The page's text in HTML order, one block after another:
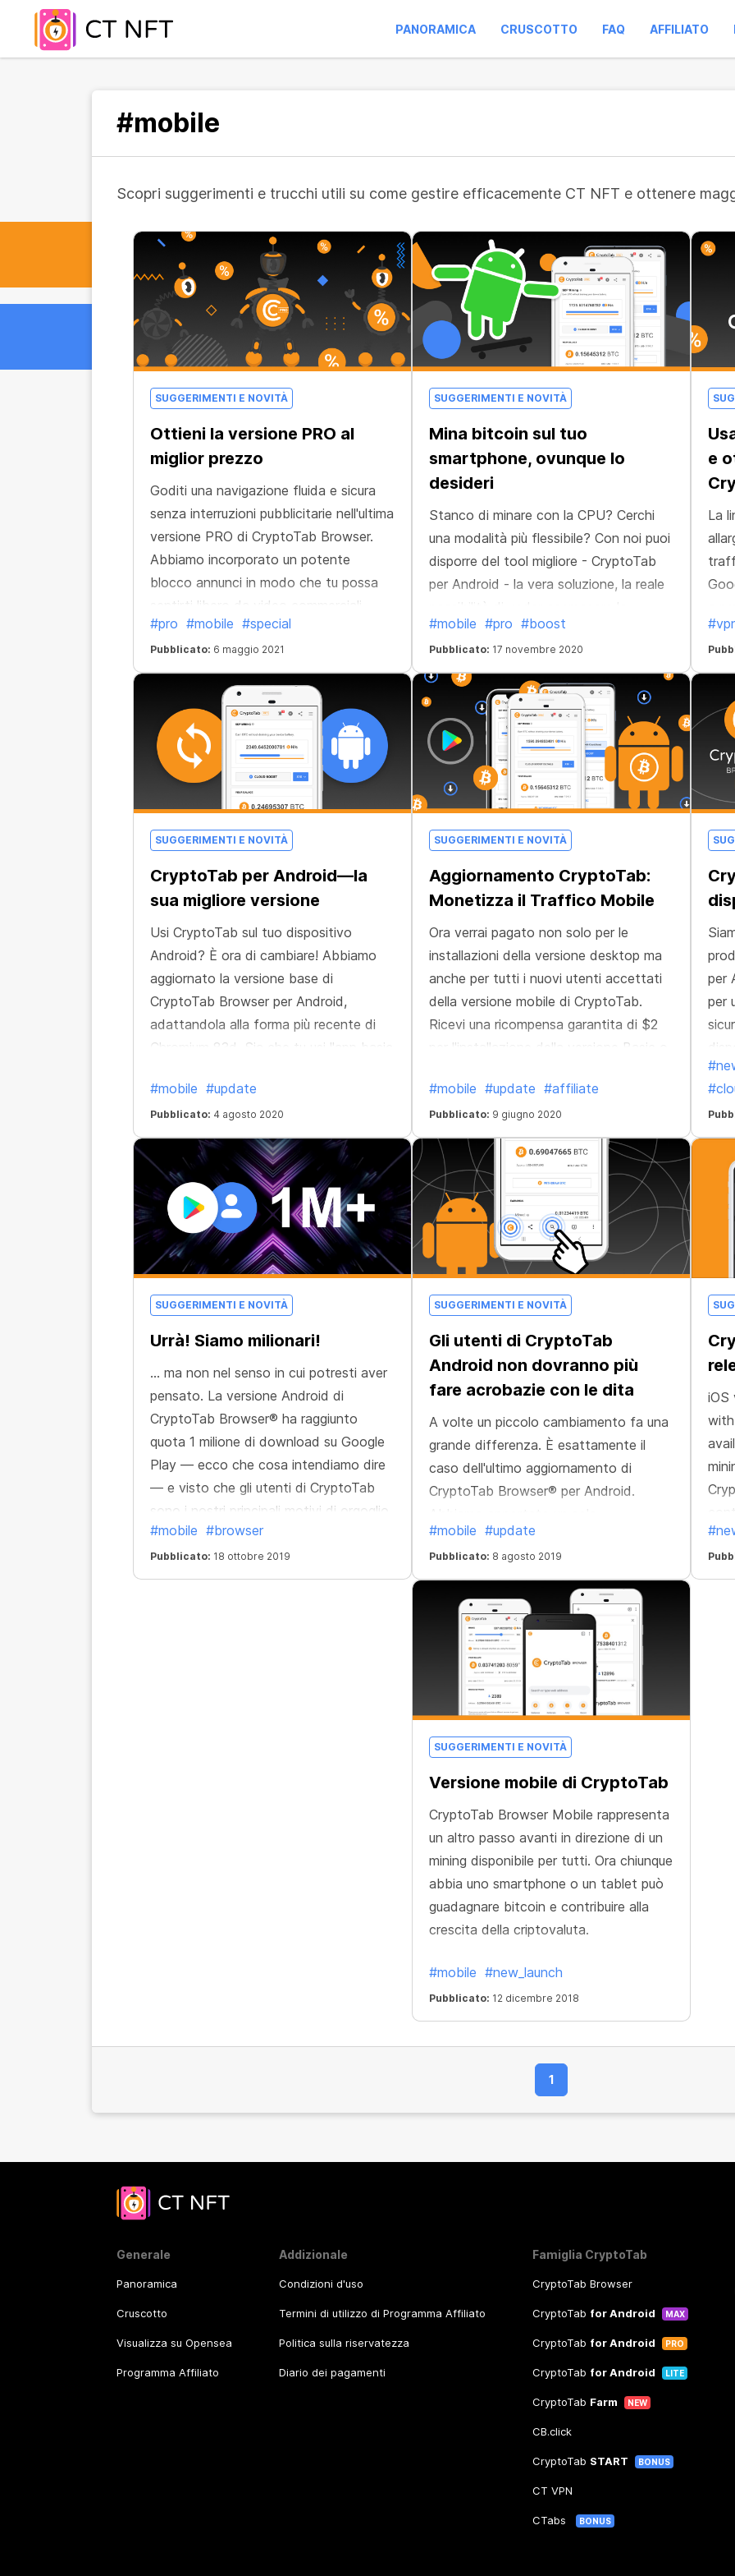
PANORAMICA CRUSCOTTO FAQ AFFILIATO
#mobile
Scopri suggerimenti e trucchi utili su come gestire efficacemente CT NFT e ottenere
SUGGERIMENTI E NOVITÀ
Ottieni la versione PRO al
miglior prezzo
Goditi una navigazione fluida e sicura
senza interruzioni pubblicitarie nell'ultima
versione PRO di CryptoTab Browser.
Abbiamo incorporato un potente
blocco annunci in modo che tu possa
sentirti libero da video commerciali,
popup indesiderati e banner che ti
infastidiscono nel tempo. Approfitta
della nostra migliore offerta: diventa un
professionista a un prezzo record.
#pro #mobile #special
Pubblicato: 6 maggio 2021
SUGGERIMENTI E NOVITÀ
Mina bitcoin sul tuo
smartphone, ovunque lo
desideri
Stanco di minare con la CPU? Cerchi
una modalità più flessibile? Con noi puoi
disporre del tool migliore - CryptoTab
per Android - la vera soluzione, la reale
possibilità di veder accrescere la
quantità di bitcoin che puoi guadagnare.
Non solo ti piacerà dedicarti a questa
attività quando sei in giro; vivrai anche
un'esperienza di navigazione al top - e
otterrai maggiori profitti! Il prodotto è in
costante aggiornamento e
ottimizzazione, per consentirti di
rimanere al passo con le tecnologie più
sofisticate.
#mobile #pro #boost
Pubblicato: 17 novembre 2020
e
La
a
a
alla
dati.
SUGGERIMENTI E NOVITÀ
CryptoTab per Android—la
sua migliore versione
Usi CryptoTab sul tuo dispositivo
Android? È ora di cambiare! Abbiamo
aggiornato la versione base di
CryptoTab Browser per Android,
adattandola alla forma più recente di
Chromium 83d. Sia che tu usi l'app basic
tutte le funzionalità del browser e
minare bitcoin in maniera più pratica,
sicura e veloce.
#mobile #update
Pubblicato: 4 agosto 2020
SUGGERIMENTI E NOVITÀ
Aggiornamento CryptoTab:
Monetizza il Traffico Mobile
Ora verrai pagato non solo per le
installazioni della versione desktop ma
anche per tutti i nuovi utenti accettati
della versione mobile di CryptoTab.
Ricevi una ricompensa garantita di $2
per l'installazione della versione Basic o
utenti mobile di CryptoTab e aumenta le
tue entrate, semplicemente così.
#mobile #update #affiliate
Pubblicato: 9 giugno 2020
per
per
SUGGERIMENTI E NOVITÀ
Urrà! Siamo milionari!
... ma non nel senso in cui potresti aver
pensato. La versione Android di
CryptoTab Browser® ha raggiunto
quota 1 milione di download su Google
Play — ecco che cosa intendiamo dire
— e visto che gli utenti di CryptoTab
sono i nostri principali motivi di orgoglio
e ricchezza, per noi questo risultato
vale anche più di un milione di dollari.
#mobile #browser
Pubblicato: 18 ottobre 2019
SUGGERIMENTI E NOVITÀ
Gli utenti di CryptoTab
Android non dovranno più
fare acrobazie con le dita
A volte un piccolo cambiamento fa una
grande differenza. È esattamente il
caso dell'ultimo aggiornamento di
CryptoTab Browser® per Android.
miglioramento ma ha cambiato tutto.
#mobile #update
Pubblicato: 8 agosto 2019
iOS
SUGGERIMENTI E NOVITÀ
Versione mobile di CryptoTab
CryptoTab Browser Mobile rappresenta
un altro passo avanti in direzione di un
mining disponibile per tutti. Ora chiunque
abbia uno smartphone o un tablet può
guadagnare bitcoin e contribuire alla
crescita della criptovaluta.
#mobile #new_launch
Pubblicato: 12 dicembre 2018
1
Generale
Panoramica
Cruscotto
Visualizza su Opensea
Programma Affiliato
Addizionale
Condizioni d'uso
Termini di utilizzo di Programma Affiliato
Politica sulla riservatezza
Diario dei pagamenti
Famiglia CryptoTab
CryptoTab Browser
CryptoTab for Android MAX
CryptoTab for Android PRO
CryptoTab for Android LITE
CryptoTab Farm NEW
CB.click
CryptoTab START BONUS
CT VPN
CTabs BONUS